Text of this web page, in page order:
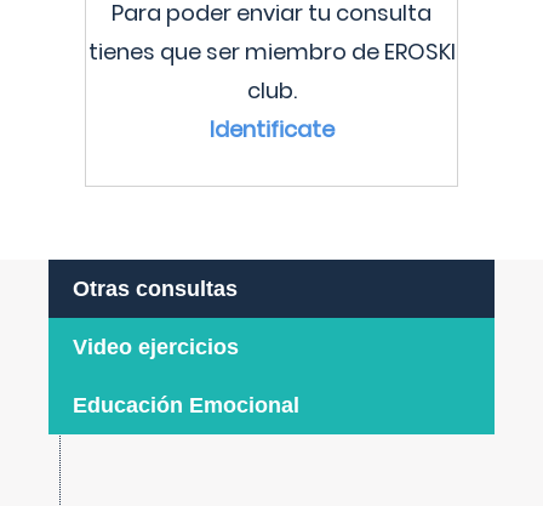
Para poder enviar tu consulta
tienes que ser miembro de EROSKI
club.
Identificate
Otras consultas
Video ejercicios
Educación Emocional